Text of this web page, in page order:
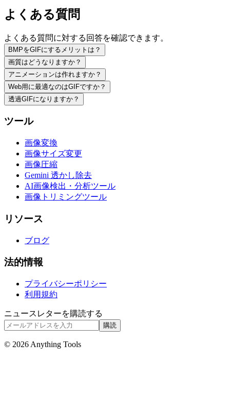
よくある質問
よくある質問に対する回答を確認できます。
BMPをGIFにするメリットは？
画質はどうなりますか？
アニメーションは作れますか？
Web用に最適なのはGIFですか？
透過GIFになりますか？
ツール
画像変換
画像サイズ変更
画像圧縮
Gemini 透かし除去
AI画像検出・分析ツール
画像トリミングツール
リソース
ブログ
法的情報
プライバシーポリシー
利用規約
ニュースレターを購読する
購読
© 2026 Anything Tools